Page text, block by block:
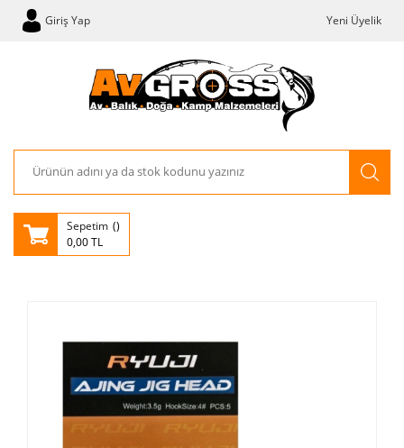
Giriş Yap Yeni Üyelik
Sepetim
0,00 TL